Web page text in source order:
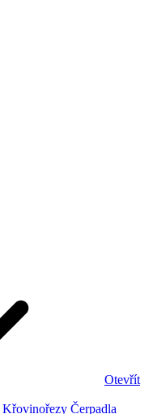
Otevřít
Křovinořezy Čerpadla